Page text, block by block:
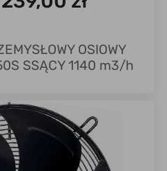
OSIOWY
SSĄCY 1140 m3/h